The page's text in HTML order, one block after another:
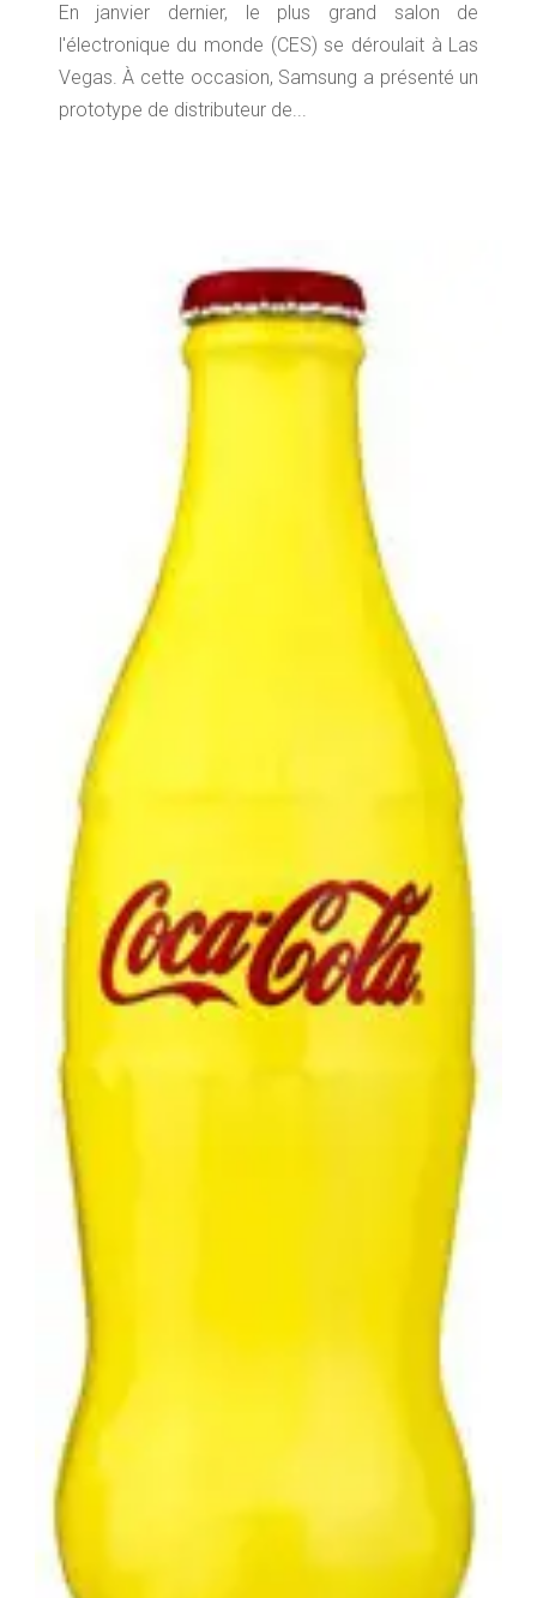
En janvier dernier, le plus grand salon de
l'électronique du monde (CES) se déroulait à Las
Vegas. À cette occasion, Samsung a présenté un
prototype de distributeur de...